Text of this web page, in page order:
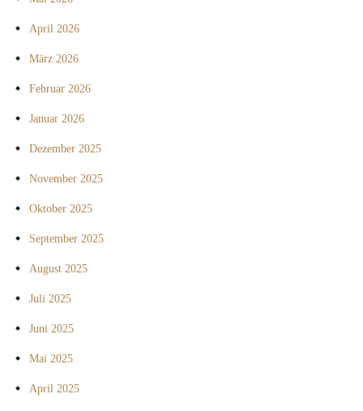
April 2026
März 2026
Februar 2026
Januar 2026
Dezember 2025
November 2025
Oktober 2025
September 2025
August 2025
Juli 2025
Juni 2025
Mai 2025
April 2025